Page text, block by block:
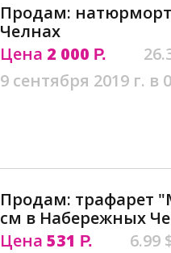
Продам:
Челнах
Цена 2 000 Р.
9 сентября 2019 г. в
Продам: трафарет
см в Набережных
Цена 531 Р.
6.99